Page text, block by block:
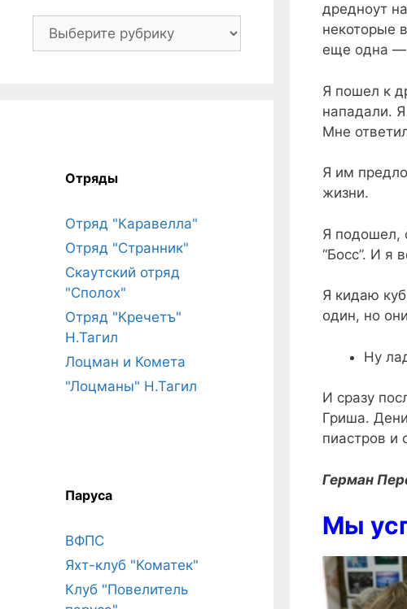
дредноут
некоторые
еще одна —
Я пошел к
нападали.
Мне
Я им
жизни.
Я подошел,
“Босс”. И я
Я кидаю
один, но
Ну
И сразу
Гриша.
пиастров и
Герман
Мы
Рубрики
Отряды
Отряд "Каравелла"
Отряд "Странник"
Скаутский отряд
"Сполох"
Отряд "Кречетъ"
Н.Тагил
Лоцман и Комета
"Лоцманы" Н.Тагил
Паруса
ВФПС
Яхт-клуб "Коматек"
Клуб "Повелитель